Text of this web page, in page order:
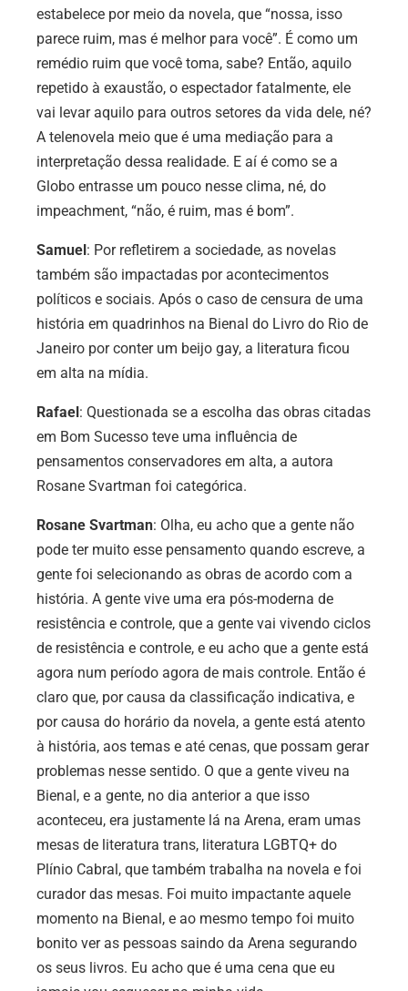
estabelece por meio da novela, que “nossa, isso
parece ruim, mas é melhor para você”. É como um
remédio ruim que você toma, sabe? Então, aquilo
repetido à exaustão, o espectador fatalmente, ele
vai levar aquilo para outros setores da vida dele, né?
A telenovela meio que é uma mediação para a
interpretação dessa realidade. E aí é como se a
Globo entrasse um pouco nesse clima, né, do
impeachment, “não, é ruim, mas é bom”.
Samuel : Por refletirem a sociedade, as novelas
também são impactadas por acontecimentos
políticos e sociais. Após o caso de censura de uma
história em quadrinhos na Bienal do Livro do Rio de
Janeiro por conter um beijo gay, a literatura ficou
em alta na mídia.
Rafael : Questionada se a escolha das obras citadas
em Bom Sucesso teve uma influência de
pensamentos conservadores em alta, a autora
Rosane Svartman foi categórica.
Rosane Svartman: Olha, eu acho que a gente não
pode ter muito esse pensamento quando escreve, a
gente foi selecionando as obras de acordo com a
história. A gente vive uma era pós-moderna de
resistência e controle, que a gente vai vivendo ciclos
de resistência e controle, e eu acho que a gente está
agora num período agora de mais controle. Então é
claro que, por causa da classificação indicativa, e
por causa do horário da novela, a gente está atento
à história, aos temas e até cenas, que possam gerar
problemas nesse sentido. O que a gente viveu na
Bienal, e a gente, no dia anterior a que isso
aconteceu, era justamente lá na Arena, eram umas
mesas de literatura trans, literatura LGBTQ+ do
Plínio Cabral, que também trabalha na novela e foi
curador das mesas. Foi muito impactante aquele
momento na Bienal, e ao mesmo tempo foi muito
bonito ver as pessoas saindo da Arena segurando
os seus livros. Eu acho que é uma cena que eu